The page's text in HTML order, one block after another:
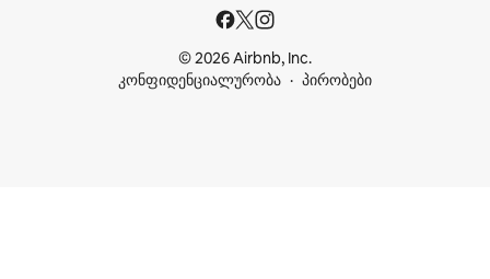
© 2026 Airbnb, Inc.
კონფიდენციალურობა
პირობები